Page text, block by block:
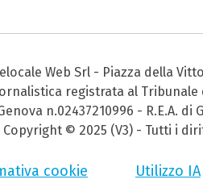
Web Srl - Piazza della
registrata al Tribunale
n.02437210996 - R.E.A. di
Copyright © 2025 (V3) - Tutti i
cookie Utilizzo IA